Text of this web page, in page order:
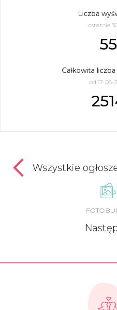
Liczba
ostatnie
55
Całkowita
od 17-06-
Wszystkie